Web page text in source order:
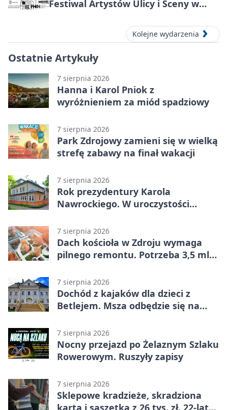
Festiwal Artystów Ulicy i Sceny w
Kolejne wydarzenia
Ostatnie Artykuły
7 sierpnia 2026
Hanna i Karol Pniok z
wyróżnieniem za miód spadziowy
7 sierpnia 2026
Park Zdrojowy zamieni się w wielką
strefę zabawy na finał wakacji
7 sierpnia 2026
Rok prezydentury Karola
Nawrockiego. W uroczystości
7 sierpnia 2026
Dach kościoła w Zdroju wymaga
pilnego remontu. Potrzeba 3,5 mln
7 sierpnia 2026
Dochód z kajaków dla dzieci z
Betlejem. Msza odbędzie się na
7 sierpnia 2026
Nocny przejazd po Żelaznym Szlaku
Rowerowym. Ruszyły zapisy
7 sierpnia 2026
Sklepowe kradzieże, skradziona
karta i saszetka z 26 tys. zł. 22-latek